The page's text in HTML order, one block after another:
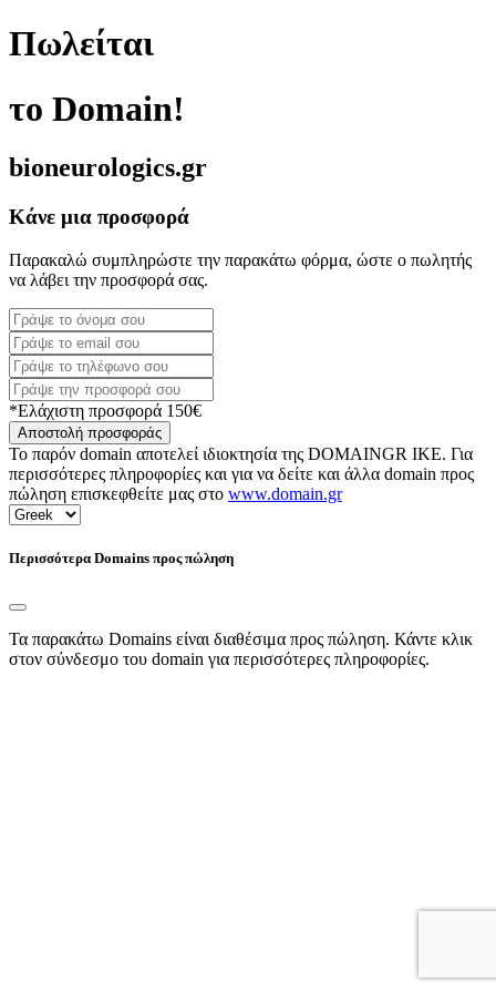
Πωλείται
το Domain!
bioneurologics.gr
Κάνε μια προσφορά
Παρακαλώ συμπληρώστε την παρακάτω φόρμα, ώστε ο πωλητής
να λάβει την προσφορά σας.
*Ελάχιστη προσφορά 150€
Αποστολή προσφοράς
Το παρόν domain αποτελεί ιδιοκτησία της DOMAINGR ΙΚΕ. Για
περισσότερες πληροφορίες και για να δείτε και άλλα domain προς
πώληση επισκεφθείτε μας στο www.domain.gr
Περισσότερα Domains προς πώληση
Τα παρακάτω Domains είναι διαθέσιμα προς πώληση. Κάντε κλικ
στον σύνδεσμο του domain για περισσότερες πληροφορίες.